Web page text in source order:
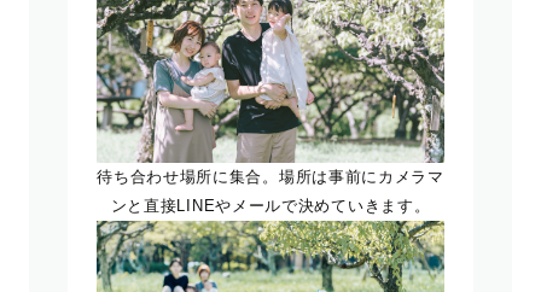
待ち合わせ場所に集合。場所は事前にカメラマ
ンと直接LINEやメールで決めていきます。